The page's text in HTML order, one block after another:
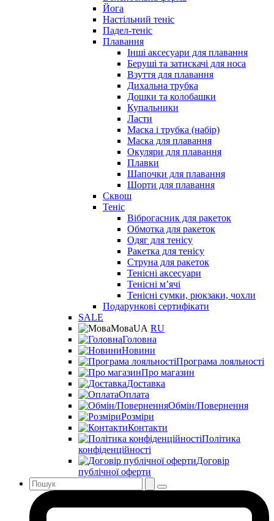
Йога
Настільний теніс
Падел-теніс
Плавання
Інші аксесуари для плавання
Беруші та затискачі для носа
Взуття для плавання
Дихальна трубка
Дошки та колобашки
Купальники
Ласти
Маска і трубка (набір)
Маска для плавання
Окуляри для плавання
Плавки
Шапочки для плавання
Шорти для плавання
Сквош
Теніс
Віброгасник для ракеток
Обмотка для ракеток
Одяг для тенісу
Ракетка для тенісу
Струна для ракеток
Тенісні аксесуари
Тенісні мʼячі
Тенісні сумки, рюкзаки, чохли
Подарункові сертифікати
SALE
МоваUA RU
Головна
Новини
Програма лояльності
Про магазин
Доставка
Оплата
Обмін/Повернення
Розміри
Контакти
Політика
конфіденційності
Договір
публічної оферти